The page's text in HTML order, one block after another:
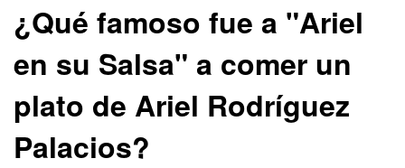
¿Qué famoso fue a "Ariel
en su Salsa" a comer un
plato de Ariel Rodríguez
Palacios?